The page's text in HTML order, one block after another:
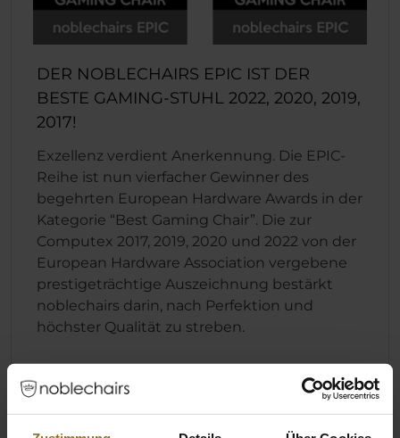
DER NOBLECHAIRS EPIC IST DER
BESTE GAMING-STUHL 2022, 2020, 2019,
2017!
Exzellenz verdient Anerkennung. Die EPIC-
Reihe ist nun vierfacher Gewinner des
begehrten European Hardware Awards in der
Kategorie “Best Gaming Chair”. Die zur
Computex 2017, 2019, 2020 und 2022 von der
European Hardware Association vergebene
prestigeträchtige Auszeichnung bestärkt
noblechairs darin, nach Perfektion und
höchster Qualität zu streben.
Technische Details